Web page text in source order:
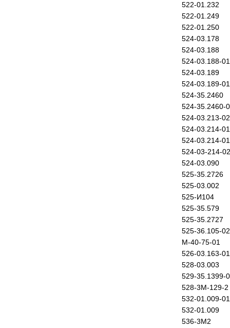
522-01.232
522-01.249
522-01.250
524-03.178
524-03.188
524-03.188-01
524-03.189
524-03.189-01
524-35.2460
524-35.2460-
524-03.213-02
524-03.214-01
524-03.214-
524-03-214-02
524-03.090
525-35.2726
525-03.002
525-И104
525-35.579
525-35.2727
525-36.105-02
М-40-75-01
526-03.163-01
528-03.003
529-35.1399-
528-3М-129-2
532-01.009-01
532-01.009
536-3М2